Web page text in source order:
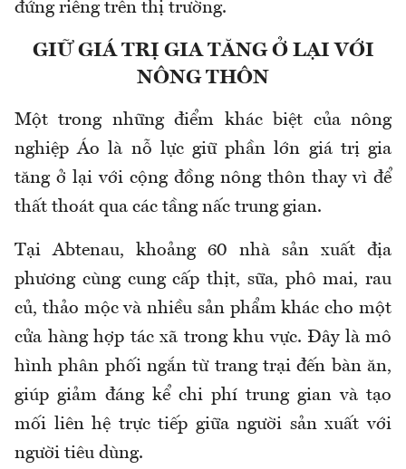
đứng riêng trên thị trường.
GIỮ GIÁ TRỊ GIA TĂNG Ở LẠI VỚI
NÔNG THÔN
Một trong những điểm khác biệt của nông
nghiệp Áo là nỗ lực giữ phần lớn giá trị gia
tăng ở lại với cộng đồng nông thôn thay vì để
thất thoát qua các tầng nấc trung gian.
Tại Abtenau, khoảng 60 nhà sản xuất địa
phương cùng cung cấp thịt, sữa, phô mai, rau
củ, thảo mộc và nhiều sản phẩm khác cho một
cửa hàng hợp tác xã trong khu vực. Đây là mô
hình phân phối ngắn từ trang trại đến bàn ăn,
giúp giảm đáng kể chi phí trung gian và tạo
mối liên hệ trực tiếp giữa người sản xuất với
người tiêu dùng.